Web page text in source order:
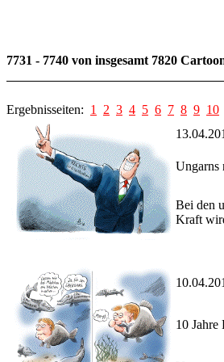
7731 - 7740 von insgesamt 7820
Ergebnisseiten: 1 2 3 4 5 6 7 8 9 10
Ungarns
Bei den
Kraft
10